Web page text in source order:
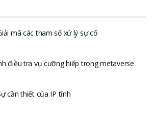
mã các tham số xử lý sự cố
điều tra vụ cưỡng hiếp trong metaverse
cần thiết của IP tĩnh